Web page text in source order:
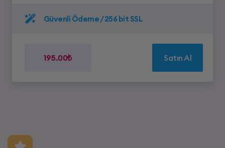
Güvenli Ödeme / 256 bit SSL
195.00₺ Satın Al